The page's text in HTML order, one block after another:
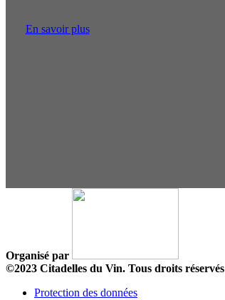
En savoir plus
Organisé par
©2023 Citadelles du Vin. Tous droits réservés
Protection des données